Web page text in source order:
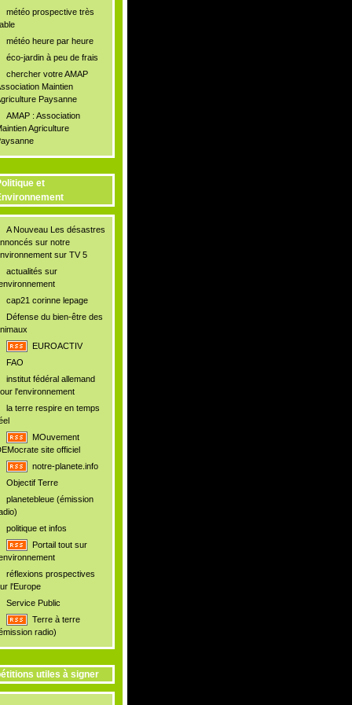
météo prospective très
météo heure par heure
éco-jardin à peu de frais
chercher votre AMAP
Maintien
Paysanne
AMAP : Association
Agriculture
et
A Nouveau Les désastres
sur notre
sur TV 5
actualités sur
cap21 corinne lepage
Défense du bien-être des
EUROACTIV
FAO
institut fédéral allemand
l'environnement
la terre respire en temps
MOuvement
site officiel
notre-planete.info
Objectif Terre
planetebleue (émission
politique et infos
Portail tout sur
réflexions prospectives
l'Europe
Service Public
Terre à terre
radio)
utiles à signer